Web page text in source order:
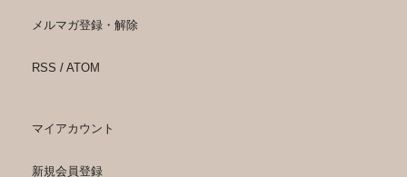
メルマガ登録・解除
RSS / ATOM
マイアカウント
新規会員登録